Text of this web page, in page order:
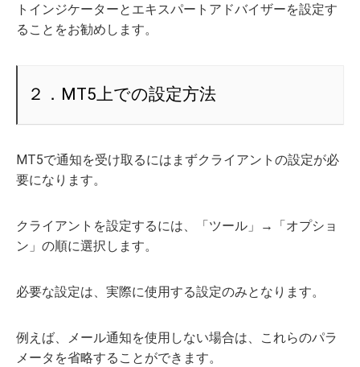
トインジケーターとエキスパートアドバイザーを設定す
ることをお勧めします。
２．MT5上での設定方法
MT5で通知を受け取るにはまずクライアントの設定が必
要になります。
クライアントを設定するには、「ツール」→「オプショ
ン」の順に選択します。
必要な設定は、実際に使用する設定のみとなります。
例えば、メール通知を使用しない場合は、これらのパラ
メータを省略することができます。